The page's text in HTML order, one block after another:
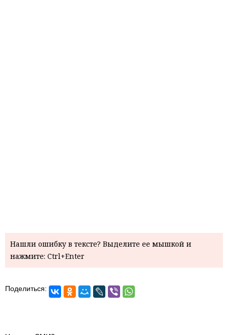
Нашли ошибку в тексте? Выделите ее мышкой и
нажмите: Ctrl+Enter
Поделиться: